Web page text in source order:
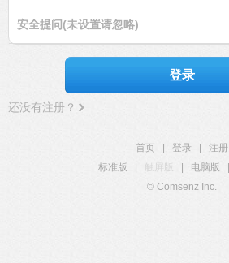
安全提问(未设置请忽略)
登录
还没有注册？
首页 登录
注册
标准版
触屏版 电脑版
© Comsenz Inc.